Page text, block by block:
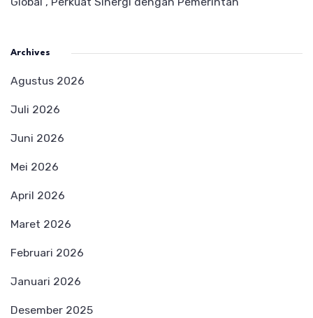
Archives
Agustus 2026
Juli 2026
Juni 2026
Mei 2026
April 2026
Maret 2026
Februari 2026
Januari 2026
Desember 2025